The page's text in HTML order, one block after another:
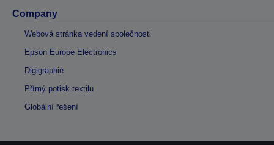
Company
Webová stránka vedení společnosti
Epson Europe Electronics
Digigraphie
Přímý potisk textilu
Globální řešení